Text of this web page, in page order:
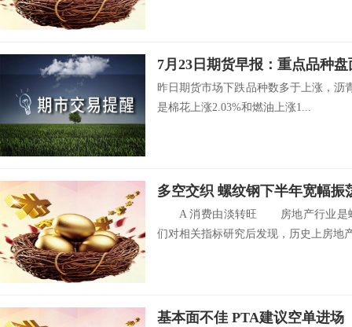
7月23日期货早报：重点品种
昨日期货市场下跌品种数多于上涨，沥
是棉花上涨2.03%和燃油上涨1...
多空交织 螺纹钢下半年宽幅振
A 消费由淡转旺 房地产行业是螺
们对相关指标研究后发现，历史上房地
基本面不佳 PTA建议空单进场